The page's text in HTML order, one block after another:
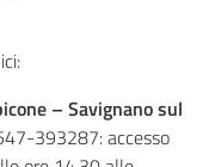
– Savignano sul
393287: accesso